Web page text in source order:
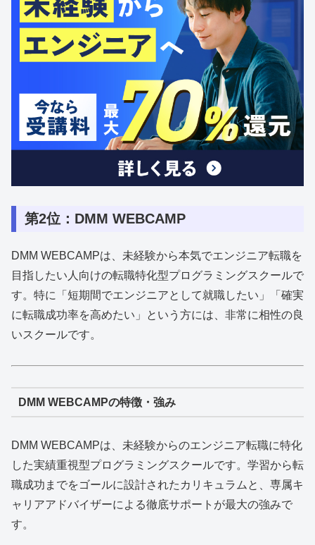
第2位：DMM WEBCAMP
DMM WEBCAMPは、未経験から本気でエンジニア転職を
目指したい人向けの転職特化型プログラミングスクールで
す。特に「短期間でエンジニアとして就職したい」「確実
に転職成功率を高めたい」という方には、非常に相性の良
いスクールです。
DMM WEBCAMPの特徴・強み
DMM WEBCAMPは、未経験からのエンジニア転職に特化
した実績重視型プログラミングスクールです。学習から転
職成功までをゴールに設計されたカリキュラムと、専属キ
ャリアアドバイザーによる徹底サポートが最大の強みで
す。